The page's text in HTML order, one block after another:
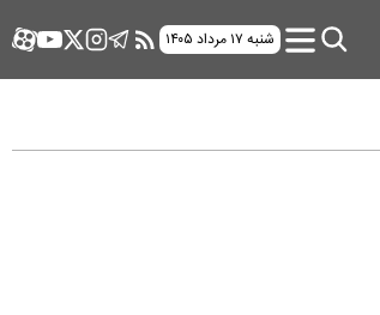
شنبه ۱۷ مرداد ۱۴۰۵